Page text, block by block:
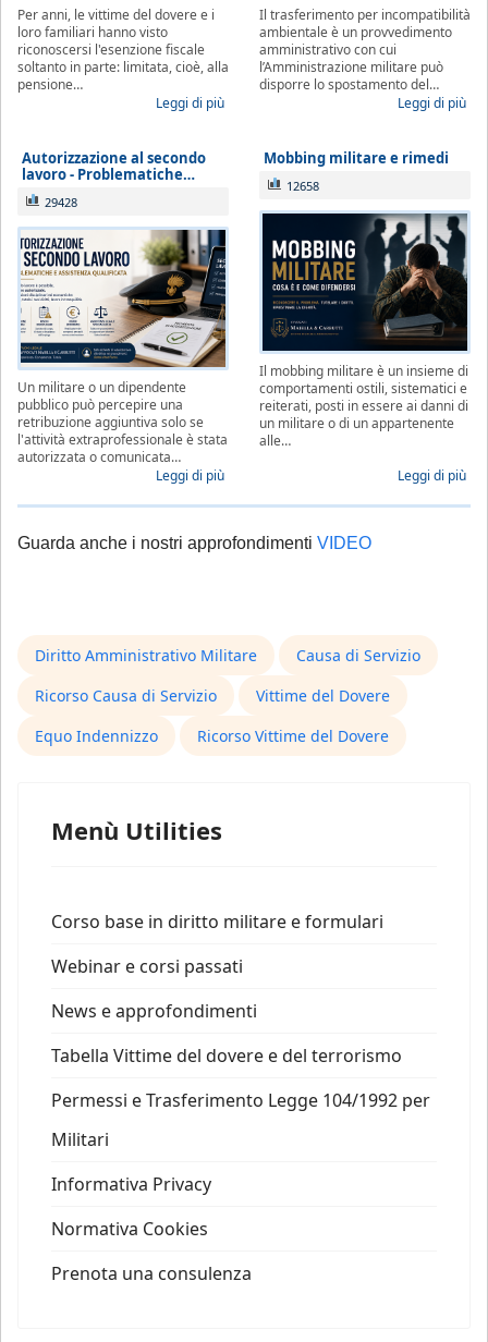
Per anni, le vittime del dovere e i
loro familiari hanno visto
riconoscersi l'esenzione fiscale
soltanto in parte: limitata, cioè, alla
pensione…
Leggi di più
Il trasferimento per incompatibilità
ambientale è un provvedimento
amministrativo con cui
l’Amministrazione militare può
disporre lo spostamento del…
Leggi di più
Autorizzazione al secondo
lavoro - Problematiche…
29428
Un militare o un dipendente
pubblico può percepire una
retribuzione aggiuntiva solo se
l'attività extraprofessionale è stata
autorizzata o comunicata…
Leggi di più
Mobbing militare e rimedi
12658
Il mobbing militare è un insieme di
comportamenti ostili, sistematici e
reiterati, posti in essere ai danni di
un militare o di un appartenente
alle…
Leggi di più
Guarda anche i nostri approfondimenti VIDEO
Diritto Amministrativo Militare
Causa di Servizio
Ricorso Causa di Servizio
Vittime del Dovere
Equo Indennizzo
Ricorso Vittime del Dovere
Menù Utilities
Corso base in diritto militare e formulari
Webinar e corsi passati
News e approfondimenti
Tabella Vittime del dovere e del terrorismo
Permessi e Trasferimento Legge 104/1992 per
Militari
Informativa Privacy
Normativa Cookies
Prenota una consulenza
non strettamente urgenti (aggiornamenti
sullo stato della pratica, quesiti generali,
gestione adempimenti processuali
rinviabili) saranno prese in carico al rientro,